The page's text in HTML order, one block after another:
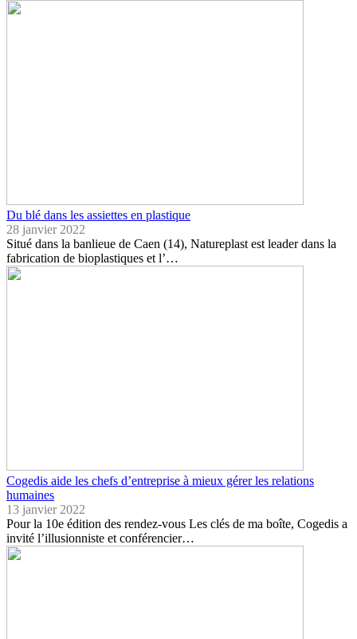
Du blé dans les assiettes en plastique
28 janvier 2022
Situé dans la banlieue de Caen (14), Natureplast est leader dans la
fabrication de bioplastiques et l’…
Cogedis aide les chefs d’entreprise à mieux gérer les relations
humaines
13 janvier 2022
Pour la 10e édition des rendez-vous Les clés de ma boîte, Cogedis a
invité l’illusionniste et conférencier…